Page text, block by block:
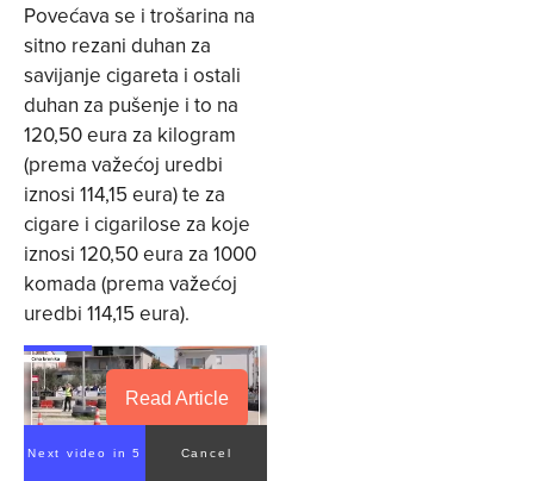
Povećava se i trošarina na
sitno rezani duhan za
savijanje cigareta i ostali
duhan za pušenje i to na
120,50 eura za kilogram
(prema važećoj uredbi
iznosi 114,15 eura) te za
cigare i cigarilose za koje
iznosi 120,50 eura za 1000
komada (prema važećoj
uredbi 114,15 eura).
Read Article
Next video in 5 Cancel